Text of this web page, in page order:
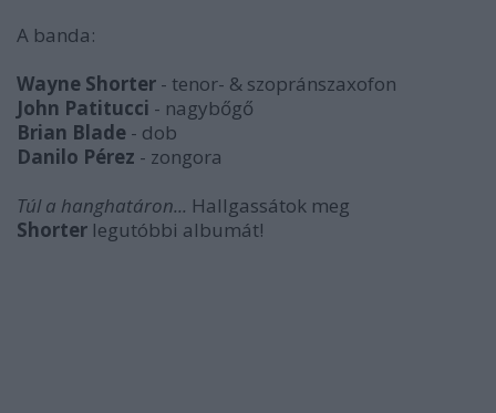
A banda:
Wayne Shorter - tenor- & szopránszaxofon
John Patitucci - nagybőgő
Brian Blade - dob
Danilo Pérez - zongora
Túl a hanghatáron... Hallgassátok meg
Shorter legutóbbi albumát!